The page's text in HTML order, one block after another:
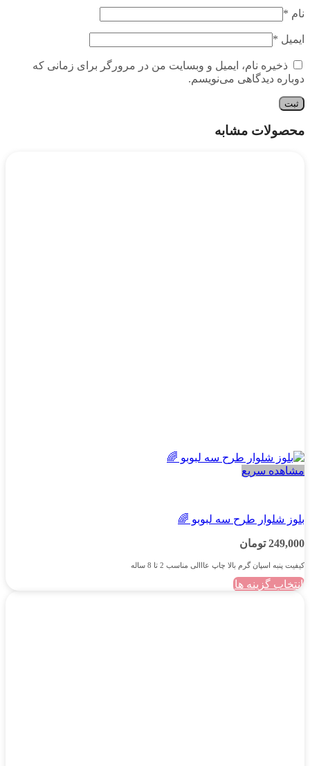
نام *
ایمیل *
ذخیره نام، ایمیل و وبسایت من در مرورگر برای زمانی که
دوباره دیدگاهی می‌نویسم.
محصولات مشابه
مشاهده سریع
بلوز شلوار طرح سه لبوبو 🌈
249,000 تومان
کیفیت پنبه اسپان گرم بالا چاپ عااالی مناسب 2 تا 8 ساله
انتخاب گزینه ها